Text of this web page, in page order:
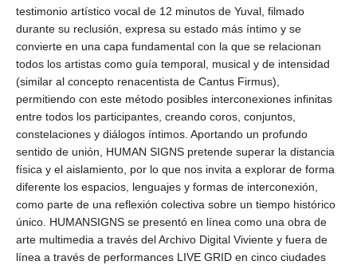
testimonio artístico vocal de 12 minutos de Yuval, filmado
durante su reclusión, expresa su estado más íntimo y se
convierte en una capa fundamental con la que se relacionan
todos los artistas como guía temporal, musical y de intensidad
(similar al concepto renacentista de Cantus Firmus),
permitiendo con este método posibles interconexiones infinitas
entre todos los participantes, creando coros, conjuntos,
constelaciones y diálogos íntimos. Aportando un profundo
sentido de unión, HUMAN SIGNS pretende superar la distancia
física y el aislamiento, por lo que nos invita a explorar de forma
diferente los espacios, lenguajes y formas de interconexión,
como parte de una reflexión colectiva sobre un tiempo histórico
único. HUMANSIGNS se presentó en línea como una obra de
arte multimedia a través del Archivo Digital Viviente y fuera de
línea a través de performances LIVE GRID en cinco ciudades